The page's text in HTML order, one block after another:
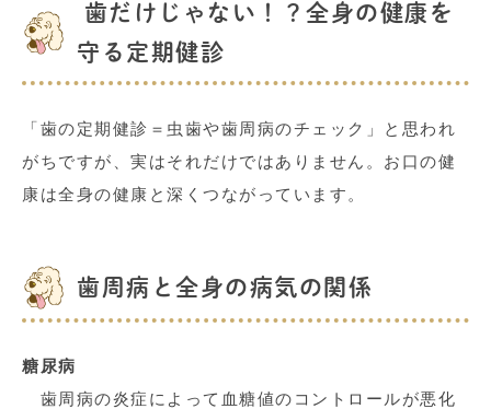
歯だけじゃない！？全身の健康を
守る定期健診
「歯の定期健診＝虫歯や歯周病のチェック」と思われ
がちですが、実はそれだけではありません。お口の健
康は全身の健康と深くつながっています。
歯周病と全身の病気の関係
糖尿病
歯周病の炎症によって血糖値のコントロールが悪化